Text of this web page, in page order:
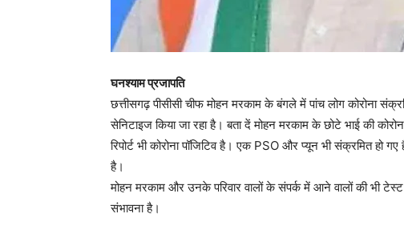
घनश्याम प्रजापति
छत्तीसगढ़ पीसीसी चीफ मोहन मरकाम के बंगले में पांच लोग कोरोना
सेनिटाइज किया जा रहा है। बता दें मोहन मरकाम के छोटे भाई की
रिपोर्ट भी कोरोना पॉजिटिव है। एक PSO और प्यून भी संक्रमित
है।
मोहन मरकाम और उनके परिवार वालों के संपर्क में आने वालों की भी
संभावना है।